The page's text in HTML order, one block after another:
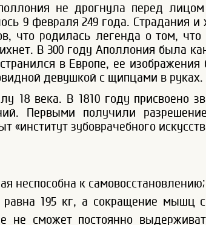
не дрогнула перед
9 февраля 249 года. Страдания и
что родилась легенда о том, что
В 300 году Аполлония была
в Европе, ее
девушкой с щипцами в руках.
18 века. В 1810 году присвоено
Первыми получили
зубоврачебного
неспособна к самовосстановлению;
195 кг, а сокращение мышц с
не сможет постоянно